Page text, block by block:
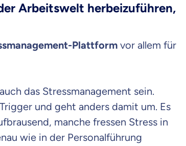
Arbeitswelt herbeizuführen,
Plattform vor allem für
das Stressmanagement sein.
und geht anders damit um. Es
manche fressen Stress in
wie in der Personalführung